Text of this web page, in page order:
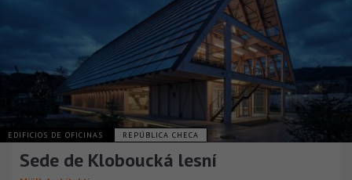
EDIFICIOS DE OFICINAS REPÚBLICA CHECA
Sede de Kloboucká lesní